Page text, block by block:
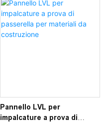
Pannello LVL per
impalcature a prova di